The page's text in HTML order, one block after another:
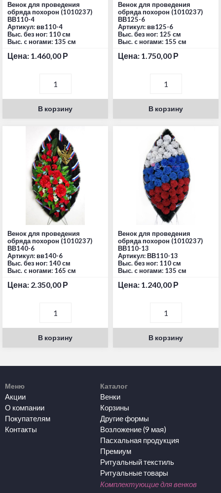
Венок для проведения
обряда похорон (1010237)
ВВ110-4
Артикул: вв110-4
Выс. без ног: 110 см
Выс. c ногами: 135 см
Цена: 1.460,00 Р
В корзину
Венок для проведения
обряда похорон (1010237)
ВВ125-6
Артикул: вв125-6
Выс. без ног: 125 см
Выс. c ногами: 155 см
Цена: 1.750,00 Р
В корзину
Венок для проведения
обряда похорон (1010237)
ВВ140-6
Артикул: вв140-6
Выс. без ног: 140 см
Выс. c ногами: 165 см
Цена: 2.350,00 Р
В корзину
Венок для проведения
обряда похорон (1010237)
ВВ110-13
Артикул: ВВ110-13
Выс. без ног: 110 см
Выс. c ногами: 135 см
Цена: 1.240,00 Р
В корзину
Меню
Акции
О компании
Покупателям
Контакты
Каталог
Венки
Корзины
Другие формы
Возложение (9 мая)
Пасхальная продукция
Премиум
Ритуальный текстиль
Ритуальные товары
Комплектующие для венков